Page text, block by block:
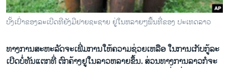
ທຸລະກິດ
ພາສາອັງກິດ
ວີດີໂອ
ບັ້ງເປົ່າຂອງລະເບີດທີຍັງມີຢາຍຊະຊາຍ ຢູ່ໃນຫລາຍໆພື້ນທີ່ຂອງ ປະເທດລາວ
ທາງ​ການ​ສະຫະລັດ​ຈະ​ເພີ່ມ​ການ​ໃຫ້​ຄວາມ​ຊ່ວຍ​​ເຫລືອ​ ໃນ​ການ​ເກັບ​ກູ້​ລະ​
ເບີ​ດບໍ່​ທັນ​ແຕກ​ທີ່​ ຕົກ​ຄ້າງ​ຢູ​ໃນ​ລາວ​ຫລາຍ​ຂຶ້ນ. ສ່ວນ​ທາງ​ການ​ລາວ​ກໍ​ຈະ​